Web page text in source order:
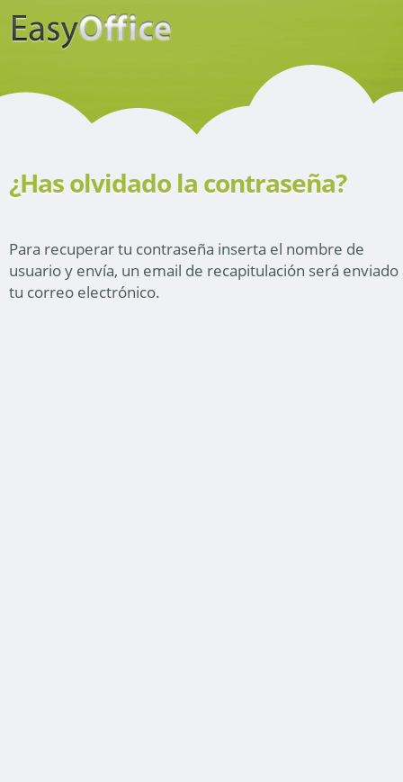
¿Has olvidado la contraseña?
Para recuperar tu contraseña inserta el nombre de
usuario y envía, un email de recapitulación será enviado
tu correo electrónico.